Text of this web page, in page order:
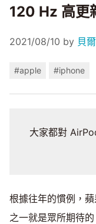
120 Hz 高更
2021/08/10 by 貝爾
#apple #iphone
大家都對
根據往年的慣例，
之一就是眾所期待